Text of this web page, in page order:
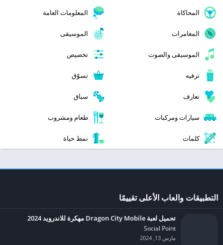
المحاكاة المعلومات العامة
المغامرات الموسيقى
الموسيقى والصوت تخصيص
ترفيه تسوّق
تعارف سباق
سيارات ومركبات طعام ومشروب
كلمات نمط حياة
التطبيقات والعاب الأعلى تقييمًا
تحميل لعبة Dragon City Mobile مهكرة للاندرويد 2024
Social Point‏
مارس 13, 2024